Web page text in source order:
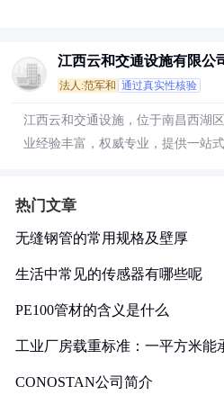
江西云和交通设施有限公
法人:范军和 通过真实性核验
江西云和交通设施，位于南昌西湖
业经验丰富，权威专业，提供一站
热门文章
无缝钢管的常用规格及壁厚
生活中常见的传感器有哪些呢
PE100管材的含义是什么
工业厂房载重标准：一平方米能
CONOSTAN公司简介